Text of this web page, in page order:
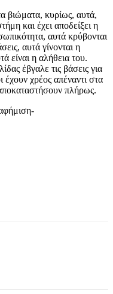
βιώματα, κυρίως, αυτά,
και έχει αποδείξει η
αυτά κρύβονται
αυτά γίνονται η
είναι η αλήθεια του.
έβγαλε τις βάσεις για
έχουν χρέος απέναντι στα
πλήρως.